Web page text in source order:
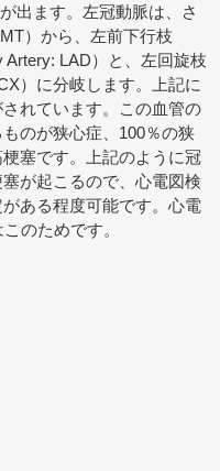
出ます。左冠動脈は、さ
）から、左前下行枝
Artery: LAD）と、左回旋枝
）に分岐します。上記に
れています。この血管の
のが狭心症、100％の狭
塞です。上記のように冠
が起こるので、心電図検
ある程度可能です。心電
のためです。